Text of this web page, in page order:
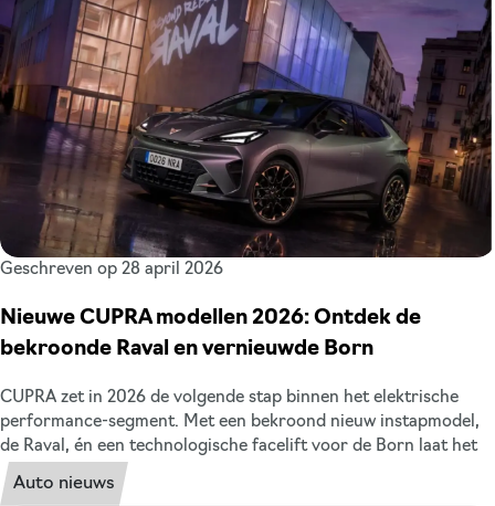
op fossiele auto’s in 2027 wordt die vraag steeds relevanter. In
dit artikel zetten wij de voor- en nadelen overzichtelijk voor u
op een rij. Voor werkgevers én werknemers.
Geschreven op 28 april 2026
Nieuwe CUPRA modellen 2026: Ontdek de
bekroonde Raval en vernieuwde Born
CUPRA zet in 2026 de volgende stap binnen het elektrische
performance-segment. Met een bekroond nieuw instapmodel,
de Raval, én een technologische facelift voor de Born laat het
merk zien hoe sportiviteit, design en elektrische innovatie
samenkomen. We zetten het nieuwe CUPRA model en de facelift
Auto nieuws